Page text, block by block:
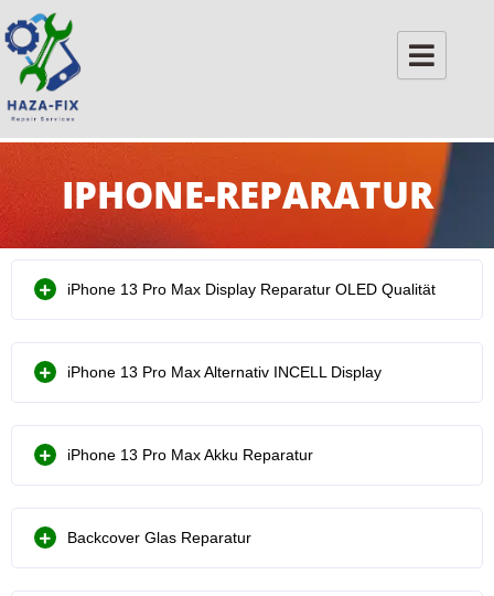
to
content
IPHONE-REPARATUR
iPhone 13 Pro Max Display Reparatur OLED Qualität
iPhone 13 Pro Max Alternativ INCELL Display
iPhone 13 Pro Max Akku Reparatur
Backcover Glas Reparatur